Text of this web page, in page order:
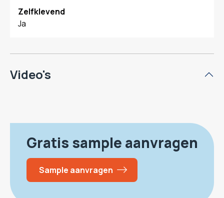
Zelfklevend
Ja
Video's
Gratis sample aanvragen
Sample aanvragen